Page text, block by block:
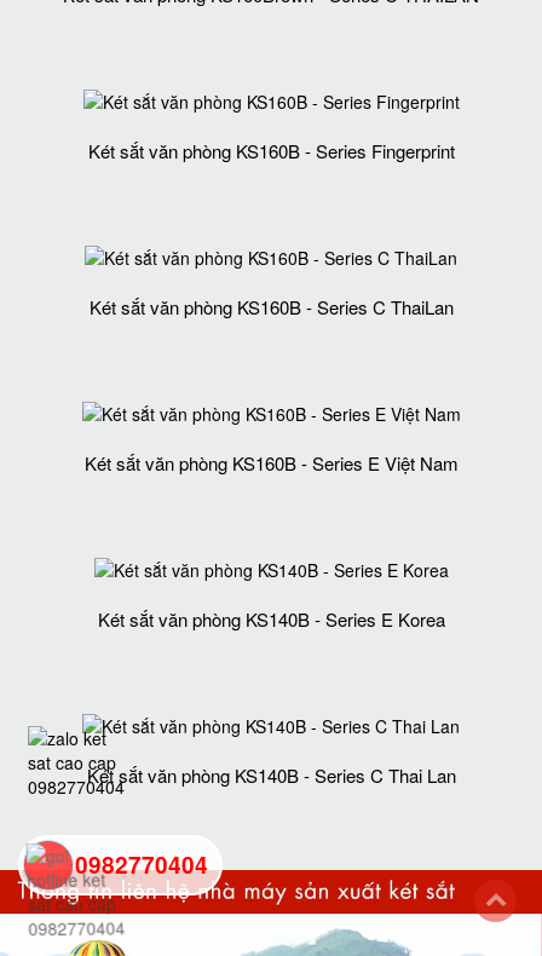
Két sắt văn phòng KS160B - Series Fingerprint
Két sắt văn phòng KS160B - Series C ThaiLan
Két sắt văn phòng KS160B - Series E Việt Nam
Két sắt văn phòng KS140B - Series E Korea
Két sắt văn phòng KS140B - Series C Thai Lan
0982770404